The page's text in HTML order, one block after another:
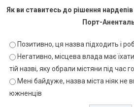
Як ви ставитесь до рішення
Порт-
Позитивно, ця назва підходить і
Негативно, місцева влада має
тій назві, яку обрали містяни під час
Мені байдуже, назва міста ніяк не
южненців